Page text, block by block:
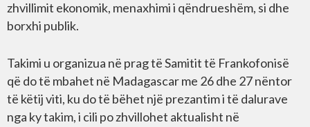
zhvillimit ekonomik, menaxhimi i qëndrueshëm, si dhe
borxhi publik.
Takimi u organizua në prag të Samitit të Frankofonisë
që do të mbahet në Madagascar me 26 dhe 27 nëntor
të këtij viti, ku do të bëhet një prezantim i të dalurave
nga ky takim, i cili po zhvillohet aktualisht në